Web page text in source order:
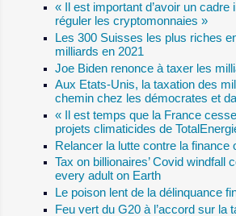
« Il est important d’avoir un cadre
réguler les cryptomonnaies »
Les 300 Suisses les plus riches
milliards en 2021
Joe Biden renonce à taxer les
Aux Etats-Unis, la taxation des
chemin chez les démocrates et
« Il est temps que la France
projets climaticides de
Relancer la lutte contre la finance
Tax on billionaires’ Covid windfall
every adult on Earth
Le poison lent de la délinquance
Feu vert du G20 à l’accord sur la